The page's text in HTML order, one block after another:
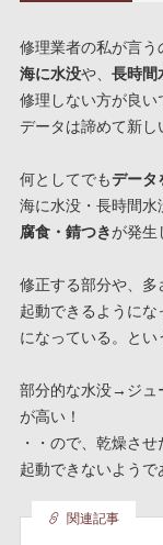
修理業者の私が言う
海に水没や、 長時間
修理しない方が良い
データは諦めて新し
何としてでもデータ
海に水没・長時間
腐食・錆つきが発生
修正する部分や、多
起動できるようにな
になっている。とい
部分的な水没→ジュ
が高い！
・・ので、乾燥さ
起動できないようで
関連記事